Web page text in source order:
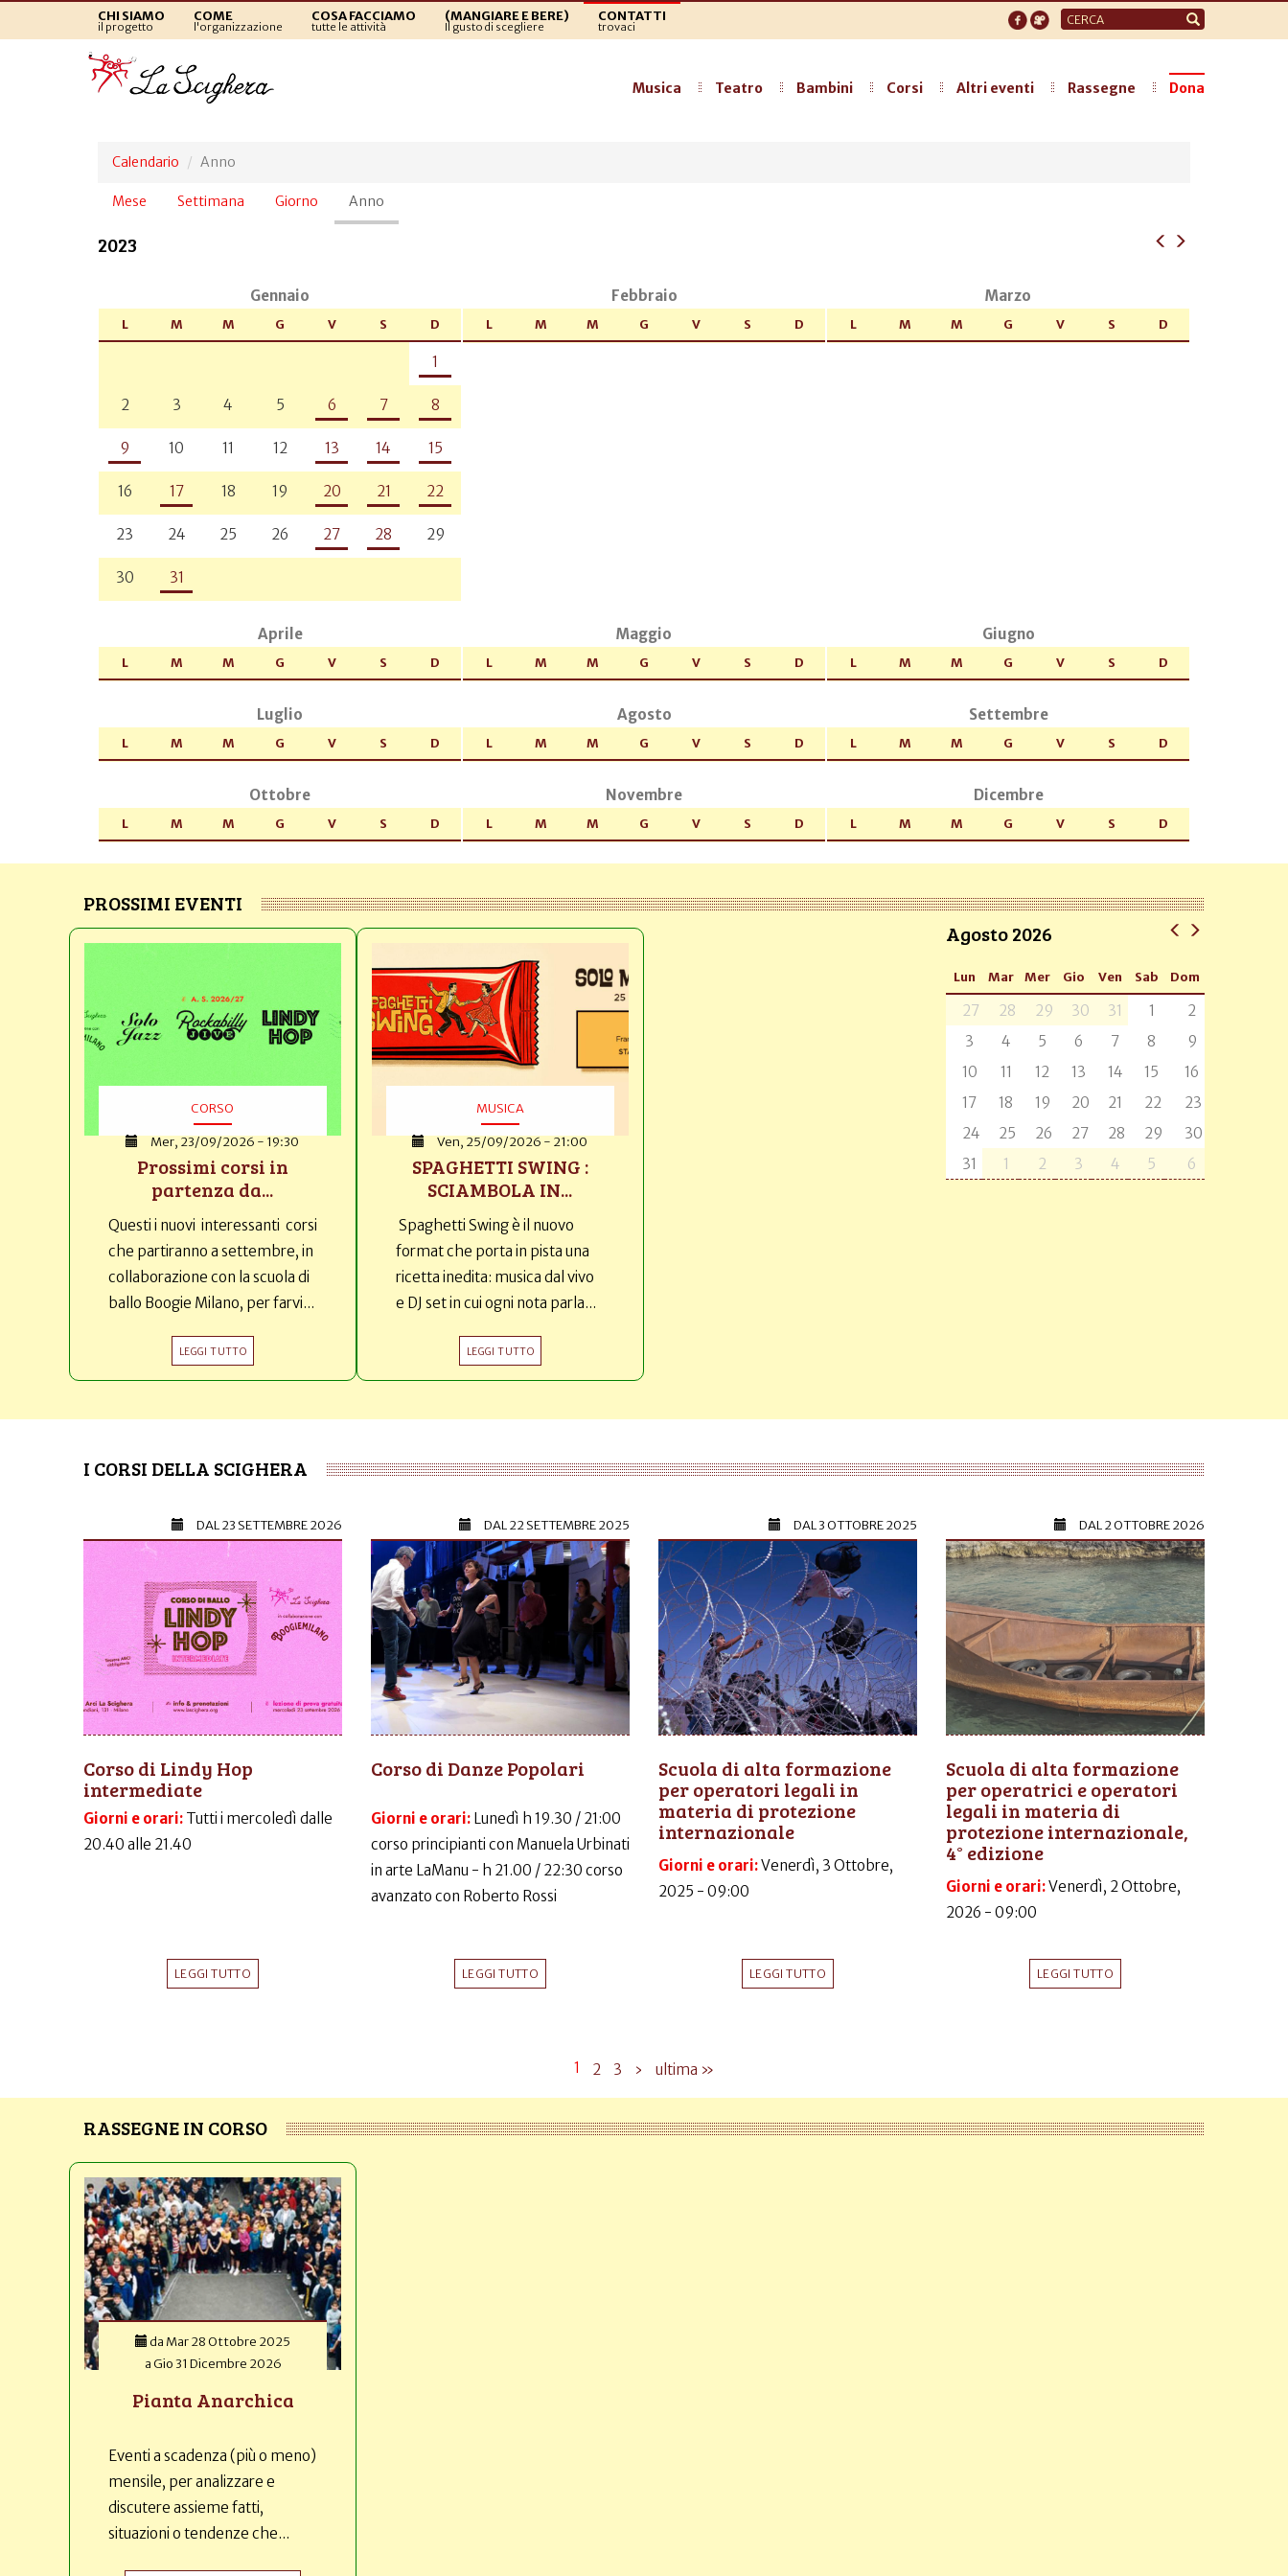
CHI SIAMO
il progetto
COME
l'organizzazione
COSA FACCIAMO
tutte le attività
(MANGIARE E BERE)
Il gusto di scegliere
CONTATTI
trovaci
Form
di
Musica Teatro Bambini Corsi Altri eventi Rassegne Dona
Calendario Anno
Schede
Mese Settimana Giorno Anno
attiva)
2023
Gennaio
L M M G V S D
1
2 3 4 5 6 7 8
9 10 11 12 13 14 15
16 17 18 19 20 21 22
23 24 25 26 27 28 29
30 31
Febbraio
L M M G V S D
Marzo
L M M G V S D
Aprile
L M M G V S D
Maggio
L M M G V S D
Giugno
L M M G V S D
Luglio
L M M G V S D
Agosto
L M M G V S D
Settembre
L M M G V S D
Ottobre
L M M G V S D
Novembre
L M M G V S D
Dicembre
L M M G V S D
PROSSIMI EVENTI
CORSO
Mer, 23/09/2026 - 19:30
Prossimi corsi in
partenza da...
Questi i nuovi interessanti corsi
che partiranno a settembre, in
collaborazione con la scuola di
ballo Boogie Milano, per farvi...
LEGGI TUTTO
MUSICA
Ven, 25/09/2026 - 21:00
SPAGHETTI SWING :
SCIAMBOLA IN...
Spaghetti Swing è il nuovo
format che porta in pista una
ricetta inedita: musica dal vivo
e DJ set in cui ogni nota parla...
LEGGI TUTTO
Agosto 2026
Lun Mar Mer Gio Ven Sab Dom
27 28 29 30 31 1
2
3
4 5 6 7 8
9
10
11 12 13 14 15
16
17
18 19 20 21 22
23
24
25 26 27 28 29
30
31
1 2 3 4 5 6
I CORSI DELLA SCIGHERA
DAL23 SETTEMBRE 2026
Corso di Lindy Hop
intermediate
Giorni e orari: Tutti i mercoledì dalle
20.40 alle 21.40
LEGGI TUTTO
DAL22 SETTEMBRE 2025
Corso di Danze Popolari
Giorni e orari: Lunedì h 19.30 / 21:00
corso principianti con Manuela Urbinati
in arte LaManu - h 21.00 / 22:30 corso
avanzato con Roberto Rossi
LEGGI TUTTO
DAL3 OTTOBRE 2025
Scuola di alta formazione
per operatori legali in
materia di protezione
internazionale
Giorni e orari:Venerdì, 3 Ottobre,
2025 - 09:00
LEGGI TUTTO
DAL2 OTTOBRE 2026
Scuola di alta formazione
per operatrici e operatori
legali in materia di
protezione internazionale,
4° edizione
Giorni e orari:Venerdì, 2 Ottobre,
2026 - 09:00
LEGGI TUTTO
1 2 3 › ultima »
RASSEGNE IN CORSO
da Mar 28 Ottobre 2025
aGio 31 Dicembre 2026
Pianta Anarchica
Eventi a scadenza (più o meno)
mensile, per analizzare e
discutere assieme fatti,
situazioni o tendenze che...